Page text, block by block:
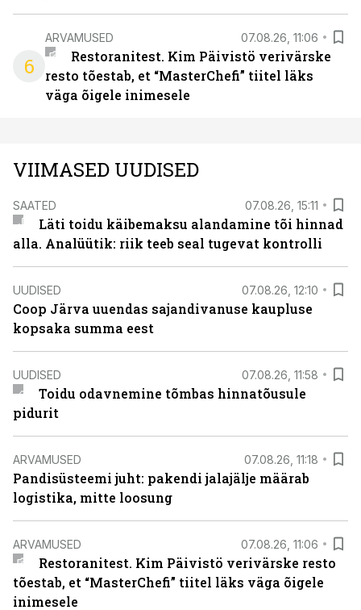
6
ARVAMUSED 07.08.26, 11:06
Restoranitest. Kim Päivistö verivärske
resto tõestab, et “MasterChefi” tiitel läks
väga õigele inimesele
VIIMASED UUDISED
SAATED 07.08.26, 15:11
Läti toidu käibemaksu alandamine tõi hinnad
alla. Analüütik: riik teeb seal tugevat kontrolli
UUDISED 07.08.26, 12:10
Coop Järva uuendas sajandivanuse kaupluse
kopsaka summa eest
UUDISED 07.08.26, 11:58
Toidu odavnemine tõmbas hinnatõusule
pidurit
ARVAMUSED 07.08.26, 11:18
Pandisüsteemi juht: pakendi jalajälje määrab
logistika, mitte loosung
ARVAMUSED 07.08.26, 11:06
Restoranitest. Kim Päivistö verivärske resto
tõestab, et “MasterChefi” tiitel läks väga õigele
inimesele